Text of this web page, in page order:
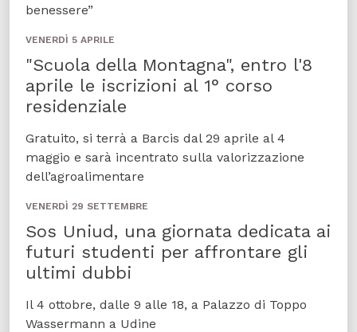
benessere”
VENERDÌ 5 APRILE
"Scuola della Montagna", entro l'8
aprile le iscrizioni al 1° corso
residenziale
Gratuito, si terrà a Barcis dal 29 aprile al 4
maggio e sarà incentrato sulla valorizzazione
dell’agroalimentare
VENERDÌ 29 SETTEMBRE
Sos Uniud, una giornata dedicata ai
futuri studenti per affrontare gli
ultimi dubbi
Il 4 ottobre, dalle 9 alle 18, a Palazzo di Toppo
Wassermann a Udine